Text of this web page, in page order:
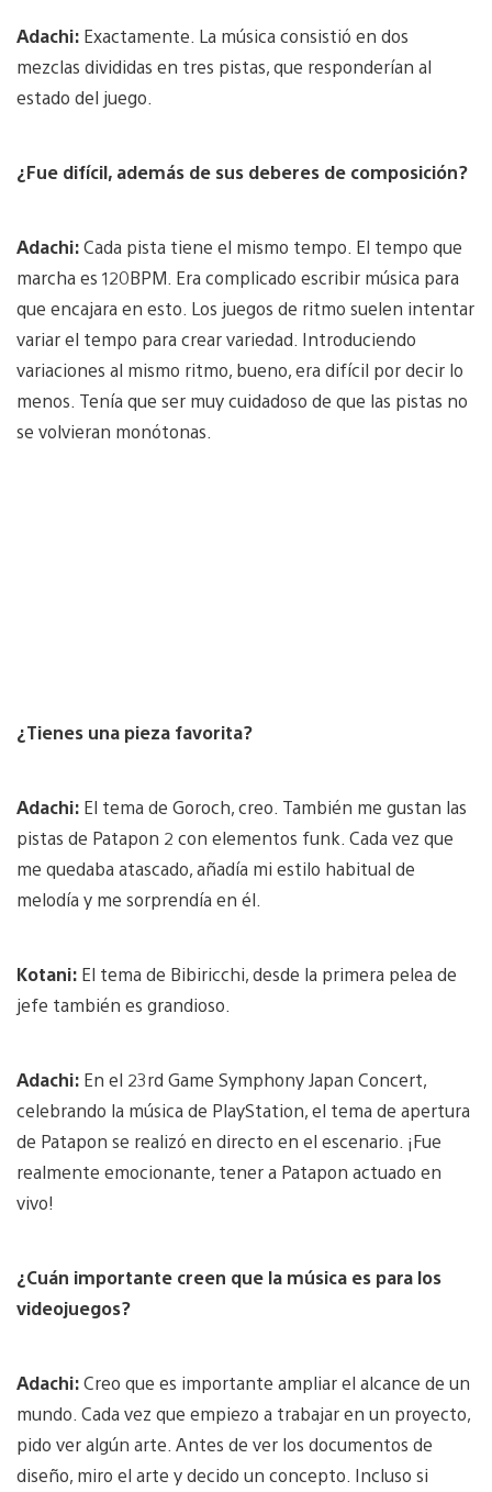
Adachi: Exactamente. La música consistió en dos
mezclas divididas en tres pistas, que responderían al
estado del juego.
¿Fue difícil, además de sus deberes de composición?
Adachi:Cada pista tiene el mismo tempo. El tempo que
marcha es 120BPM. Era complicado escribir música para
que encajara en esto. Los juegos de ritmo suelen intentar
variar el tempo para crear variedad. Introduciendo
variaciones al mismo ritmo, bueno, era difícil por decir lo
menos. Tenía que ser muy cuidadoso de que las pistas no
se volvieran monótonas.
¿Tienes una pieza favorita?
Adachi: El tema de Goroch, creo. También me gustan las
pistas de Patapon 2 con elementos funk. Cada vez que
me quedaba atascado, añadía mi estilo habitual de
melodía y me sorprendía en él.
Kotani: El tema de Bibiricchi, desde la primera pelea de
jefe también es grandioso.
Adachi: En el 23rd Game Symphony Japan Concert,
celebrando la música de PlayStation, el tema de apertura
de Patapon se realizó en directo en el escenario. ¡Fue
realmente emocionante, tener a Patapon actuado en
vivo!
¿Cuán importante creen que la música es para los
videojuegos?
Adachi:Creo que es importante ampliar el alcance de un
mundo. Cada vez que empiezo a trabajar en un proyecto,
pido ver algún arte. Antes de ver los documentos de
diseño, miro el arte y decido un concepto. Incluso si